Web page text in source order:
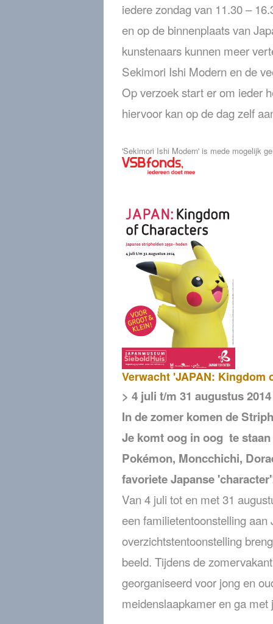
iedere zondag van 11.30 –
en op de binnenplaats van
kunstenaars kunnen meer
Sekimori Ishi Modern en de
Op verzoek start er om ieder
hiervoor kan op de dag zelf
'Sekimori Ishi Modern' is mede mogelijk
Verwacht 'JAPAN: Kingdom
> 4 juli t/m 31 augustus 2014
In de zomer komen de
Je komt oog in oog te
Pokémon, Moncchichi,
favoriete Japanse
Van 4 juli tot en met 31
een familietentoonstelling
overzichtstentoonstelling
beeld. Tijdens de
georganiseerd voor jong en
meidenslaapkamer en ga met